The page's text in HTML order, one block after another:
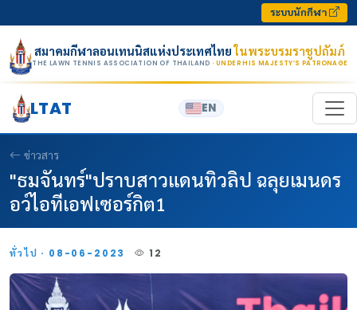
ระบบนักกีฬา
สมาคมกีฬาลอนเทนนิสแห่งประเทศไทยในพระบรมราชูปถัมภ์
THE LAWN TENNIS ASSOCIATION OF THAILAND · UNDER HIS MAJESTY’S PATRONAGE
LTAT EN
ข่าวสาร
"ธมจันทร์"ปราบสาวแดนทิวลิป ฉลุยเมนดร
อว์ไอทีเอฟเซอร์กิต1
ทั่วไป · 08-06-2023 12